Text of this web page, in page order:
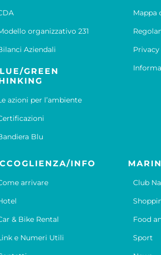
organizzativo 231
Aziendali
GREEN
azioni per l’ambiente
Blu
Mappa
INFO
arrivare
& Bike Rental
e Numeri Utili
Club
Food
Sport